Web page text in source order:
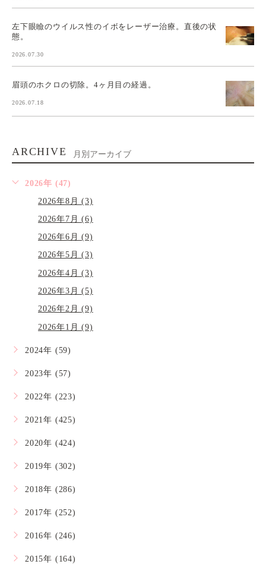
左下眼瞼のウイルス性のイボをレーザー治療。直後の状
態。
2026.07.30
眉頭のホクロの切除。4ヶ月目の経過。
2026.07.18
ARCHIVE 月別アーカイブ
2026年 (47)
2026年8月 (3)
2026年7月 (6)
2026年6月 (9)
2026年5月 (3)
2026年4月 (3)
2026年3月 (5)
2026年2月 (9)
2026年1月 (9)
2024年 (59)
2023年 (57)
2022年 (223)
2021年 (425)
2020年 (424)
2019年 (302)
2018年 (286)
2017年 (252)
2016年 (246)
2015年 (164)